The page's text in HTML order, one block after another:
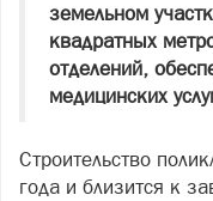
земельном
квадратных
отделений,
медицинских
Строительство
года и близится к